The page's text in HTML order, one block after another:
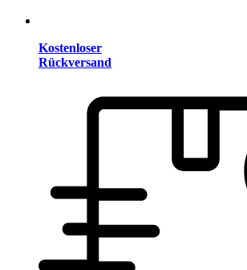
Kostenloser
Rückversand